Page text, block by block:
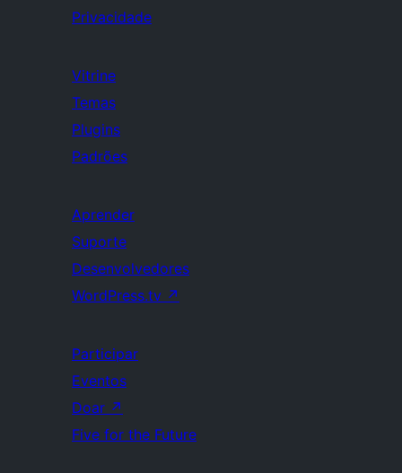
Privacidade
Vitrine
Temas
Plugins
Padrões
Aprender
Suporte
Desenvolvedores
WordPress.tv ↗
Participar
Eventos
Doar ↗
Five for the Future